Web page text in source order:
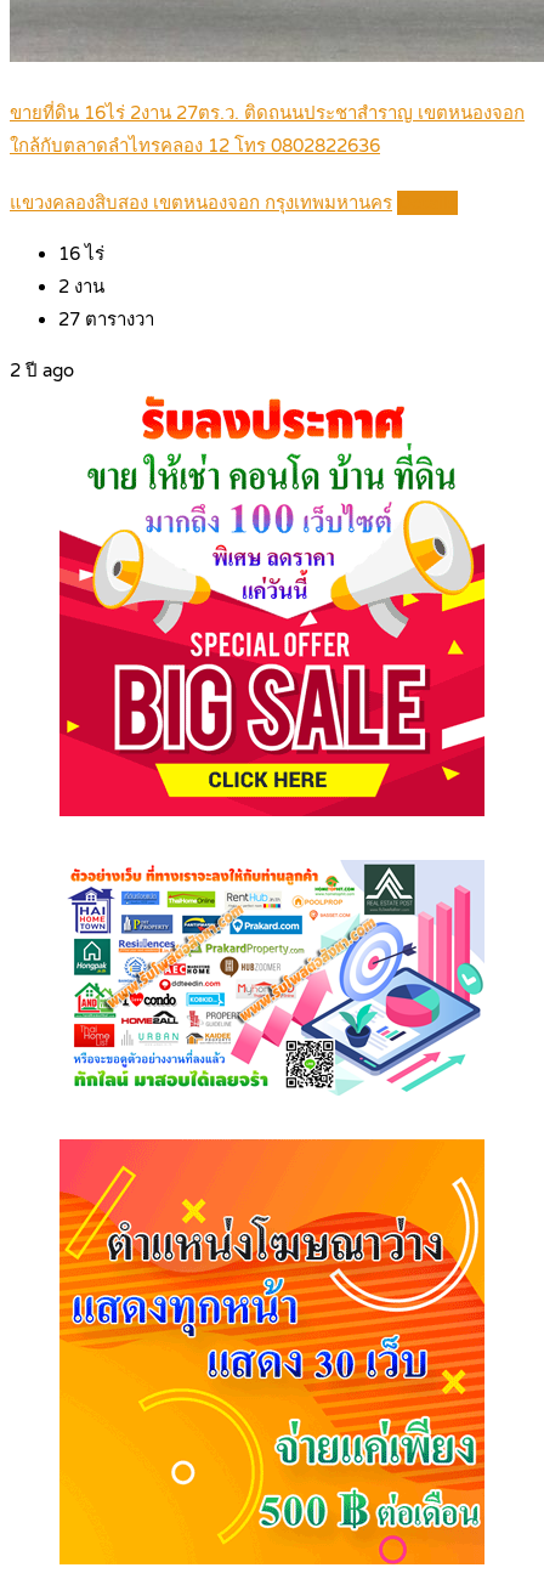
ขายที่ดิน 16ไร่ 2งาน 27ตร.ว. ติดถนนประชาสำราญ เขตหนองจอก
ใกล้กับตลาดลำไทรคลอง 12 โทร 0802822636
แขวงคลองสิบสอง เขตหนองจอก กรุงเทพมหานคร
16ไร่
2 งาน
27 ตารางวา
2 ปี ago